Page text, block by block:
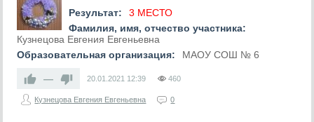
Результат:
3 МЕСТО
Фамилия, имя, отчество участника:
Кузнецова Евгения Евгеньевна
Образовательная организация:
МАОУ СОШ № 6
— 20.01.2021 12:39 460
Кузнецова Евгения Евгеньевна 0